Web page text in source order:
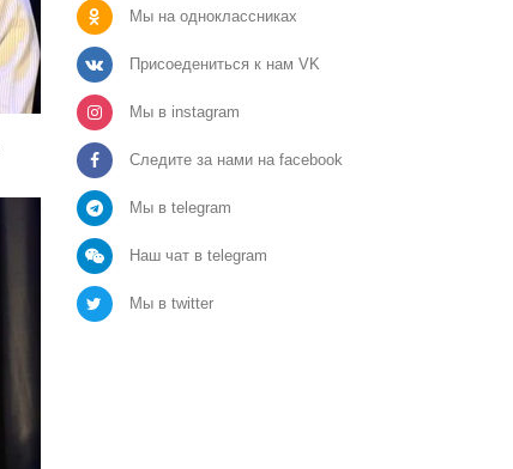
Мы на одноклассниках
Присоедениться к нам VK
Мы в instagram
Следите за нами на facebook
Мы в telegram
Наш чат в telegram
Мы в twitter